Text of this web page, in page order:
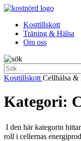
Kosttillskott
Träning & Hälsa
Om oss
Kosttillskott Cellhälsa &
Kategori:
I den här kategorin
roll i cellernas